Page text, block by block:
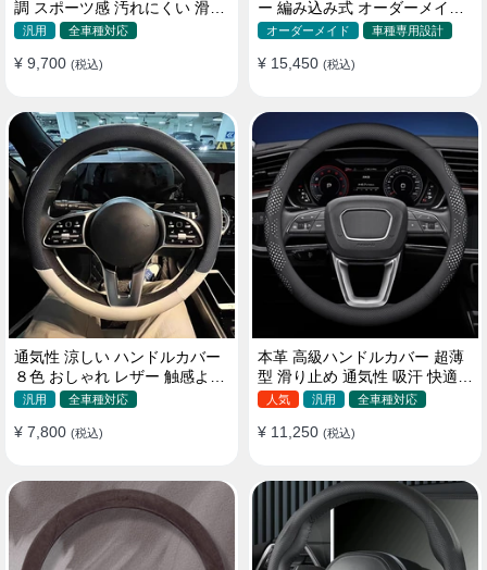
調 スポーツ感 汚れにくい 滑り
止め かっこいい 取り付け簡単
汎用 全車種対応
¥ 9,700 (税込)
ー 編み込み式 オーダーメイド
握り感抜群 操作性アップ
オーダーメイド 車種専用設計
¥ 15,450 (税込)
通気性 涼しい ハンドルカバー
８色 おしゃれ レザー 触感よく
シンブル 落ち着いた気品
汎用 全車種対応
¥ 7,800 (税込)
本革 高級ハンドルカバー 超薄
型 滑り止め 通気性 吸汗 快適
耐久性 四季汎用 35~40CM
人気 汎用 全車種対応
¥ 11,250 (税込)